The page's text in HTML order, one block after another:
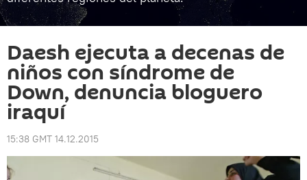
Daesh ejecuta a decenas de
niños con síndrome de
Down, denuncia bloguero
iraquí
15:38 GMT 14.12.2015